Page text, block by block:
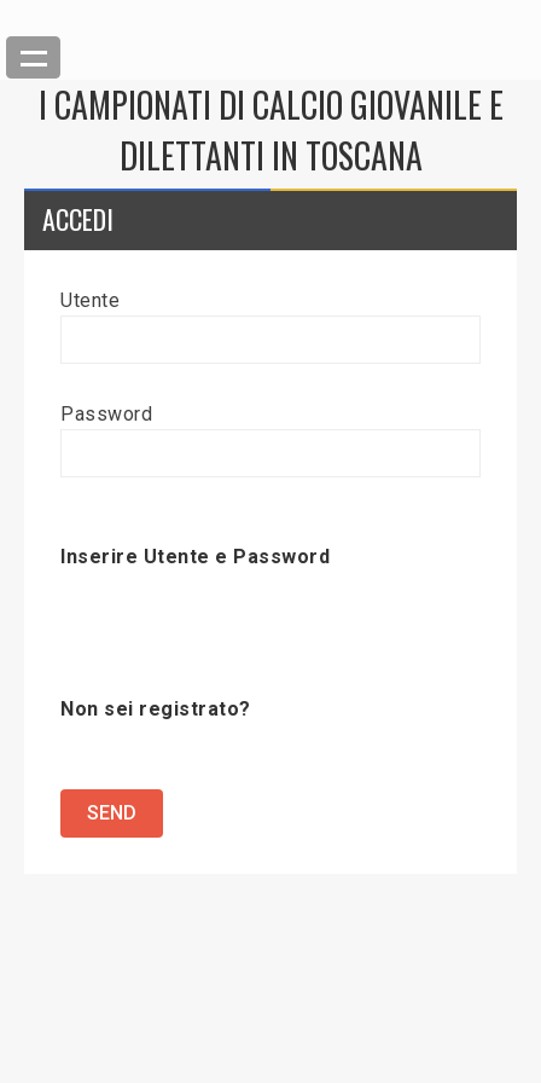
Back
Modifica News
I CAMPIONATI DI CALCIO GIOVANILE E
DILETTANTI IN TOSCANA
ACCEDI
Utente
Password
Inserire Utente e Password
Non sei registrato?